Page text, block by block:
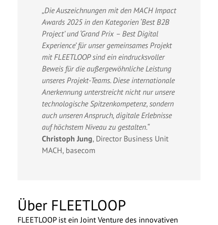
„Die Auszeichnungen mit den MACH Impact
Awards 2025 in den Kategorien ‘Best B2B
Project’ und ‘Grand Prix – Best Digital
Experience’ für unser gemeinsames Projekt
mit FLEETLOOP sind ein eindrucksvoller
Beweis für die außergewöhnliche Leistung
unseres Projekt-Teams. Diese internationale
Anerkennung unterstreicht nicht nur unsere
technologische Spitzenkompetenz, sondern
auch unseren Anspruch, digitale Erlebnisse
auf höchstem Niveau zu gestalten.“
Christoph Jung, Director Business Unit
MACH, basecom
Über FLEETLOOP
FLEETLOOP ist ein Joint Venture des innovativen